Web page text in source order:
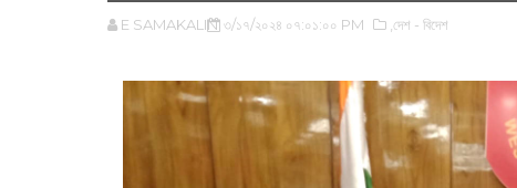
E SAMAKALIN ৩/১৭/২০২৪ ০৭:০১:০০ PM ,দেশ - বিদেশ